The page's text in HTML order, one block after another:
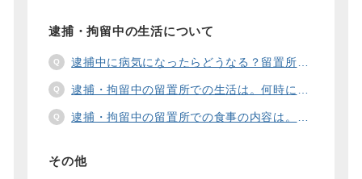
逮捕・拘留中の生活について
逮捕中に病気になったらどうなる？留置所の健康診断、診療、医療行為、手術は。
逮捕・拘留中の留置所での生活は。何時に起きて、何時に寝るの？部屋や食事の様子は？
逮捕・拘留中の留置所での食事の内容は。食事代は支払わないといけないの？
その他